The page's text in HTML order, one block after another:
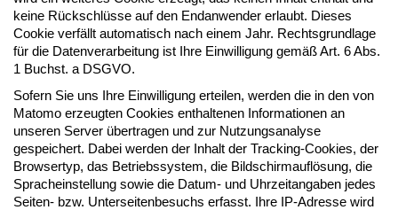
keine Rückschlüsse auf den Endanwender erlaubt. Dieses
Cookie verfällt automatisch nach einem Jahr. Rechtsgrundlage
für die Datenverarbeitung ist Ihre Einwilligung gemäß Art. 6 Abs.
1 Buchst. a DSGVO.
Sofern Sie uns Ihre Einwilligung erteilen, werden die in den von
Matomo erzeugten Cookies enthaltenen Informationen an
unseren Server übertragen und zur Nutzungsanalyse
gespeichert. Dabei werden der Inhalt der Tracking-Cookies, der
Browsertyp, das Betriebssystem, die Bildschirmauflösung, die
Spracheinstellung sowie die Datum- und Uhrzeitangaben jedes
Seiten- bzw. Unterseitenbesuchs erfasst. Ihre IP-Adresse wird